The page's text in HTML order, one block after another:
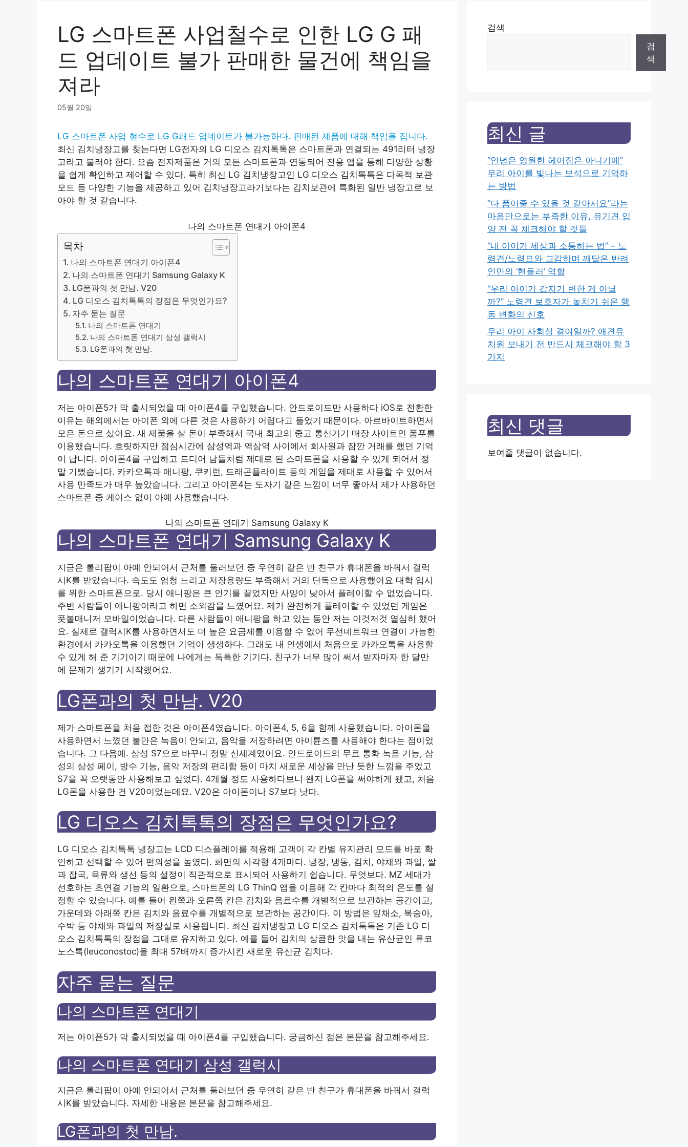
LG 스마트폰 사업철수로 인한 LG G 패
드 업데이트 불가 판매한 물건에 책임을
져라
05월 20일
LG 스마트폰 사업 철수로 LG G패드 업데이트가 불가능하다. 판매된 제품에 대해 책임을 집니다.
최신 김치냉장고를 찾는다면 LG전자의 LG 디오스 김치톡톡은 스마트폰과 연결되는 491리터 냉장
고라고 불러야 한다. 요즘 전자제품은 거의 모든 스마트폰과 연동되어 전용 앱을 통해 다양한 상황
을 쉽게 확인하고 제어할 수 있다. 특히 최신 LG 김치냉장고인 LG 디오스 김치톡톡은 다목적 보관
모드 등 다양한 기능을 제공하고 있어 김치냉장고라기보다는 김치보관에 특화된 일반 냉장고로 보
아야 할 것 같습니다.
나의 스마트폰 연대기 아이폰4
목차
나의 스마트폰 연대기 아이폰4
나의 스마트폰 연대기 Samsung Galaxy K
LG폰과의 첫 만남. V20
LG 디오스 김치톡톡의 장점은 무엇인가요?
자주 묻는 질문
나의 스마트폰 연대기
나의 스마트폰 연대기 삼성 갤럭시
LG폰과의 첫 만남.
나의 스마트폰 연대기 아이폰4
저는 아이폰5가 막 출시되었을 때 아이폰4를 구입했습니다. 안드로이드만 사용하다 iOS로 전환한
이유는 해외에서는 아이폰 외에 다른 것은 사용하기 어렵다고 들었기 때문이다. 아르바이트하면서
모은 돈으로 샀어요. 새 제품을 살 돈이 부족해서 국내 최고의 중고 통신기기 매장 사이트인 폼푸를
이용했습니다. 흐릿하지만 점심시간에 삼성역과 역삼역 사이에서 회사원과 잠깐 거래를 했던 기억
이 납니다. 아이폰4를 구입하고 드디어 남들처럼 제대로 된 스마트폰을 사용할 수 있게 되어서 정
말 기뻤습니다. 카카오톡과 애니팡, 쿠키런, 드래곤플라이트 등의 게임을 제대로 사용할 수 있어서
사용 만족도가 매우 높았습니다. 그리고 아이폰4는 도자기 같은 느낌이 너무 좋아서 제가 사용하던
스마트폰 중 케이스 없이 아예 사용했습니다.
나의 스마트폰 연대기 Samsung Galaxy K
나의 스마트폰 연대기 Samsung Galaxy K
지금은 롤리팝이 아예 안되어서 근처를 둘러보던 중 우연히 같은 반 친구가 휴대폰을 바꿔서 갤럭
시K를 받았습니다. 속도도 엄청 느리고 저장용량도 부족해서 거의 단독으로 사용했어요 대학 입시
를 위한 스마트폰으로. 당시 애니팡은 큰 인기를 끌었지만 사양이 낮아서 플레이할 수 없었습니다.
주변 사람들이 애니팡이라고 하면 소외감을 느꼈어요. 제가 완전하게 플레이할 수 있었던 게임은
풋볼매니저 모바일이었습니다. 다른 사람들이 애니팡을 하고 있는 동안 저는 이것저것 열심히 했어
요. 실제로 갤럭시K를 사용하면서도 더 높은 요금제를 이용할 수 없어 무선네트워크 연결이 가능한
환경에서 카카오톡을 이용했던 기억이 생생하다. 그래도 내 인생에서 처음으로 카카오톡을 사용할
수 있게 해 준 기기이기 때문에 나에게는 독특한 기기다. 친구가 너무 많이 써서 받자마자 한 달만
에 문제가 생기기 시작했어요.
LG폰과의 첫 만남. V20
제가 스마트폰을 처음 접한 것은 아이폰4였습니다. 아이폰4, 5, 6을 함께 사용했습니다. 아이폰을
사용하면서 느꼈던 불만은 녹음이 안되고, 음악을 저장하려면 아이튠즈를 사용해야 한다는 점이었
습니다. 그 다음에. 삼성 S7으로 바꾸니 정말 신세계였어요. 안드로이드의 무료 통화 녹음 기능, 삼
성의 삼성 페이, 방수 기능, 음악 저장의 편리함 등이 마치 새로운 세상을 만난 듯한 느낌을 주었고
S7을 꼭 오랫동안 사용해보고 싶었다. 4개월 정도 사용하다보니 왠지 LG폰을 써야하게 됐고, 처음
LG폰을 사용한 건 V20이었는데요. V20은 아이폰이나 S7보다 낫다.
LG 디오스 김치톡톡의 장점은 무엇인가요?
LG 디오스 김치톡톡 냉장고는 LCD 디스플레이를 적용해 고객이 각 칸별 유지관리 모드를 바로 확
인하고 선택할 수 있어 편의성을 높였다. 화면의 사각형 4개마다. 냉장, 냉동, 김치, 야채와 과일, 쌀
과 잡곡, 육류와 생선 등의 설정이 직관적으로 표시되어 사용하기 쉽습니다. 무엇보다. MZ 세대가
선호하는 초연결 기능의 일환으로, 스마트폰의 LG ThinQ 앱을 이용해 각 칸마다 최적의 온도를 설
정할 수 있습니다. 예를 들어 왼쪽과 오른쪽 칸은 김치와 음료수를 개별적으로 보관하는 공간이고,
가운데와 아래쪽 칸은 김치와 음료수를 개별적으로 보관하는 공간이다. 이 방법은 잎채소, 복숭아,
수박 등 야채와 과일의 저장실로 사용됩니다. 최신 김치냉장고 LG 디오스 김치톡톡은 기존 LG 디
오스 김치톡톡의 장점을 그대로 유지하고 있다. 예를 들어 김치의 상큼한 맛을 내는 유산균인 류코
노스톡(leuconostoc)을 최대 57배까지 증가시킨 새로운 유산균 김치다.
자주 묻는 질문
나의 스마트폰 연대기
저는 아이폰5가 막 출시되었을 때 아이폰4를 구입했습니다. 궁금하신 점은 본문을 참고해주세요.
나의 스마트폰 연대기 삼성 갤럭시
지금은 롤리팝이 아예 안되어서 근처를 둘러보던 중 우연히 같은 반 친구가 휴대폰을 바꿔서 갤럭
시K를 받았습니다. 자세한 내용은 본문을 참고해주세요.
LG폰과의 첫 만남.
검색
검
색
최신 글
“안녕은 영원한 헤어짐은 아니기에”
우리 아이를 빛나는 보석으로 기억하
는 방법
“다 품어줄 수 있을 것 같아서요”라는
마음만으로는 부족한 이유, 유기견 입
양 전 꼭 체크해야 할 것들
“내 아이가 세상과 소통하는 법” – 노
령견/노령묘와 교감하며 깨달은 반려
인만의 ‘핸들러’ 역할
“우리 아이가 갑자기 변한 게 아닐
까?” 노령견 보호자가 놓치기 쉬운 행
동 변화의 신호
우리 아이 사회성 결여일까? 애견유
치원 보내기 전 반드시 체크해야 할 3
가지
최신 댓글
보여줄 댓글이 없습니다.